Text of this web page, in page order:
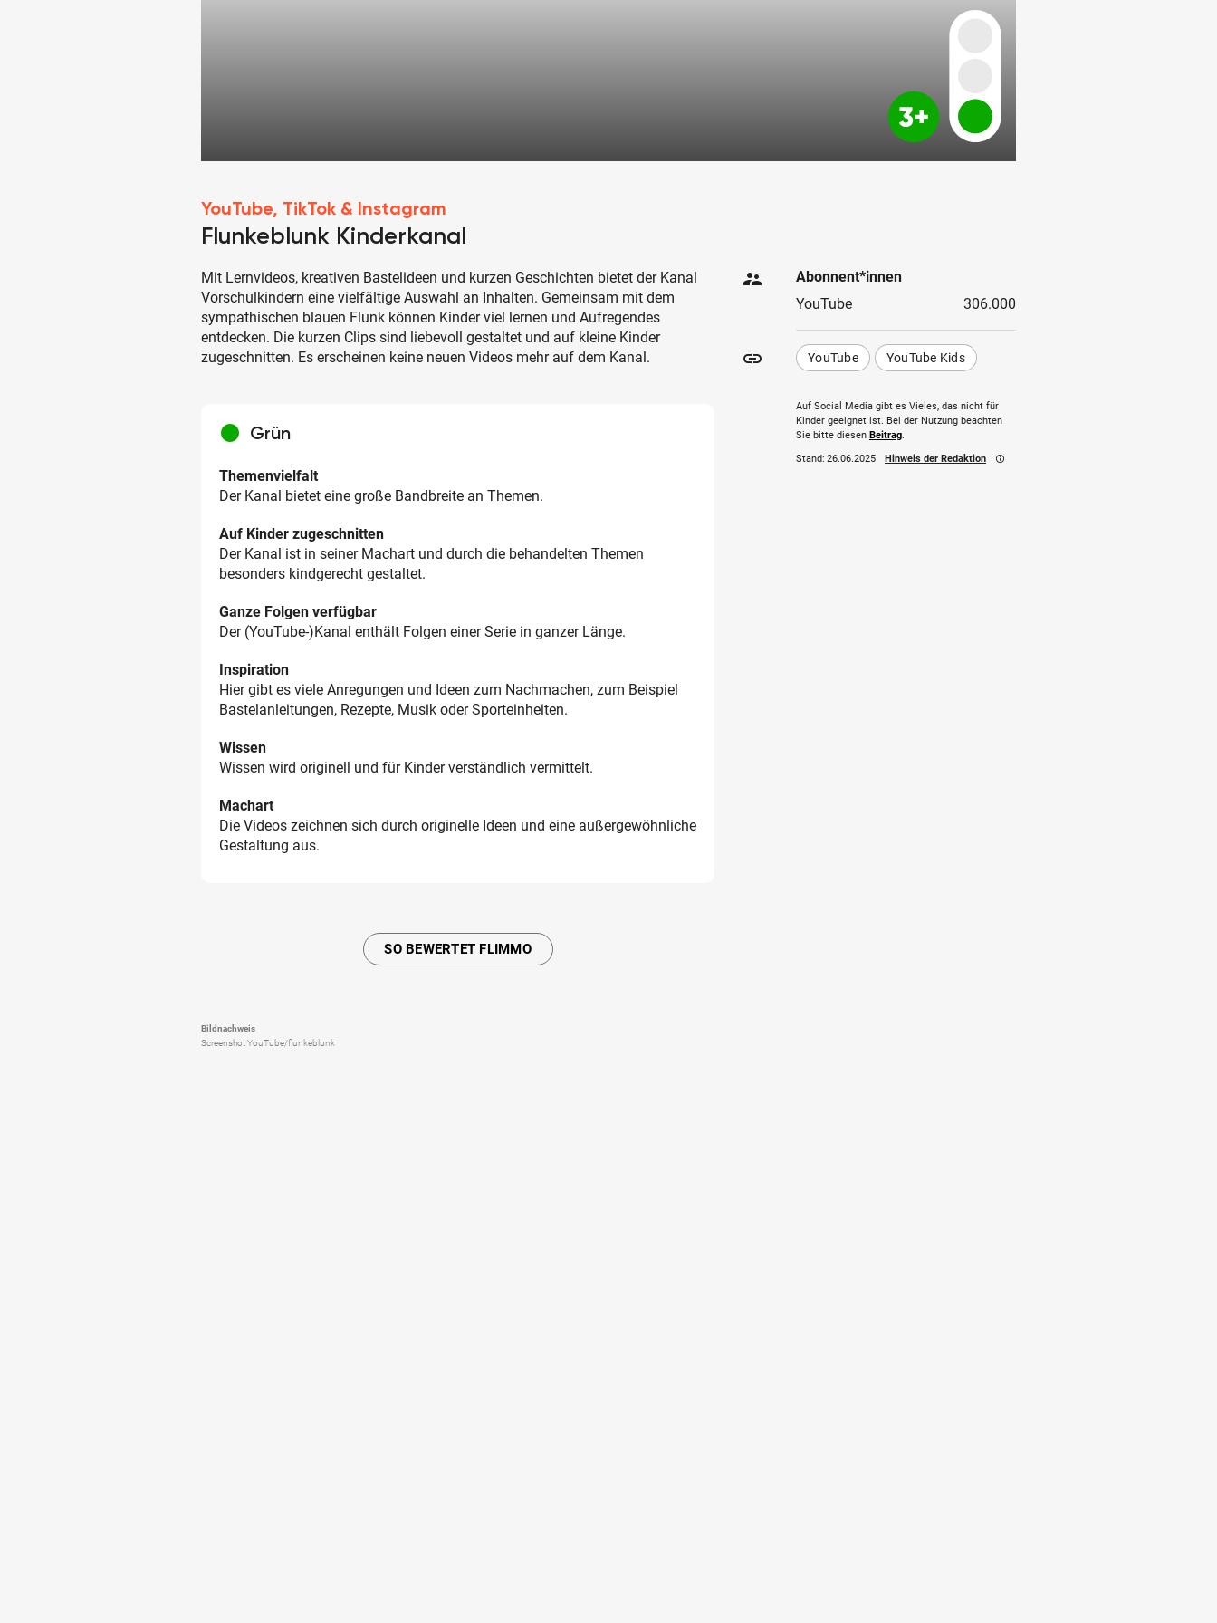
YouTube, TikTok & Instagram
Flunkeblunk Kinderkanal
Mit Lernvideos, kreativen Bastelideen und kurzen Geschichten bietet der Kanal
Vorschulkindern eine vielfältige Auswahl an Inhalten. Gemeinsam mit dem
sympathischen blauen Flunk können Kinder viel lernen und Aufregendes
entdecken. Die kurzen Clips sind liebevoll gestaltet und auf kleine Kinder
zugeschnitten. Es erscheinen keine neuen Videos mehr auf dem Kanal.
circle Grün
Themenvielfalt
Der Kanal bietet eine große Bandbreite an Themen.
Auf Kinder zugeschnitten
Der Kanal ist in seiner Machart und durch die behandelten Themen
besonders kindgerecht gestaltet.
Ganze Folgen verfügbar
Der (YouTube-)Kanal enthält Folgen einer Serie in ganzer Länge.
Inspiration
Hier gibt es viele Anregungen und Ideen zum Nachmachen, zum Beispiel
Bastelanleitungen, Rezepte, Musik oder Sporteinheiten.
Wissen
Wissen wird originell und für Kinder verständlich vermittelt.
Machart
Die Videos zeichnen sich durch originelle Ideen und eine außergewöhnliche
Gestaltung aus.
SO BEWERTET FLIMMO
Bildnachweis
Screenshot YouTube/flunkeblunk
supervisor_account
Abonnent*innen
YouTube
306.000
insert_link YouTube YouTube Kids
Auf Social Media gibt es Vieles, das nicht für
Kinder geeignet ist. Bei der Nutzung beachten
Sie bitte diesen Beitrag.
Stand: 26.06.2025 Hinweis der Redaktion info_outline